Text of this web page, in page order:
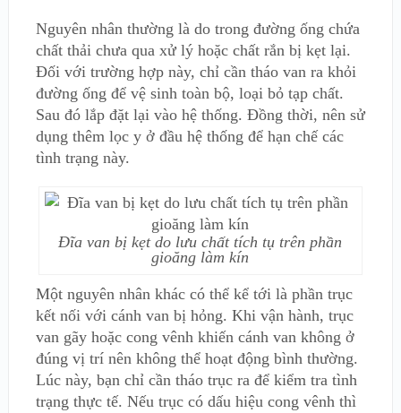
Nguyên nhân thường là do trong đường ống chứa
chất thải chưa qua xử lý hoặc chất rắn bị kẹt lại.
Đối với trường hợp này, chỉ cần tháo van ra khỏi
đường ống để vệ sinh toàn bộ, loại bỏ tạp chất.
Sau đó lắp đặt lại vào hệ thống. Đồng thời, nên sử
dụng thêm lọc y ở đầu hệ thống để hạn chế các
tình trạng này.
Đĩa van bị kẹt do lưu chất tích tụ trên phần
gioăng làm kín
Một nguyên nhân khác có thể kể tới là phần trục
kết nối với cánh van bị hỏng. Khi vận hành, trục
van gãy hoặc cong vênh khiến cánh van không ở
đúng vị trí nên không thể hoạt động bình thường.
Lúc này, bạn chỉ cần tháo trục ra để kiểm tra tình
trạng thực tế. Nếu trục có dấu hiệu cong vênh thì